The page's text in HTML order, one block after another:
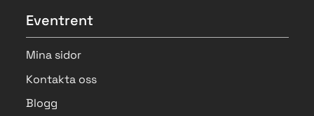
Eventrent
Mina sidor
Kontakta oss
Blogg